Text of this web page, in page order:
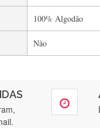
100% Algodão
Não
muitas certamente❤️